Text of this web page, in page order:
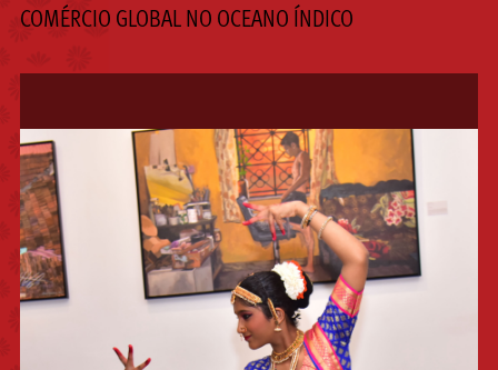
COMÉRCIO GLOBAL NO OCEANO ÍNDICO